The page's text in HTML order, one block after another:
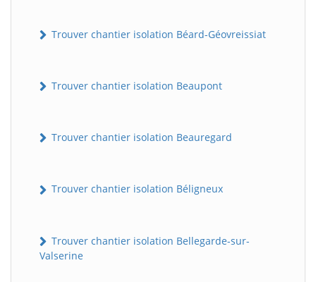
Trouver chantier isolation Béard-Géovreissiat
Trouver chantier isolation Beaupont
Trouver chantier isolation Beauregard
Trouver chantier isolation Béligneux
Trouver chantier isolation Bellegarde-sur-
Valserine